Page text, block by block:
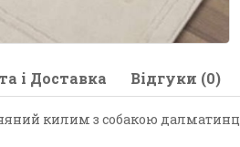
і Доставка Відгуки (0)
килим з собакою